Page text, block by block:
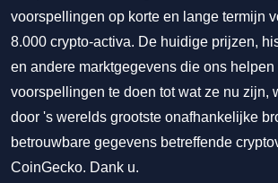
voorspellingen op korte en lange termijn
8.000 crypto-activa. De huidige prijzen,
en andere marktgegevens die ons helpen
voorspellingen te doen tot wat ze nu zijn,
door 's werelds grootste onafhankelijke
betrouwbare gegevens betreffende
CoinGecko. Dank u.